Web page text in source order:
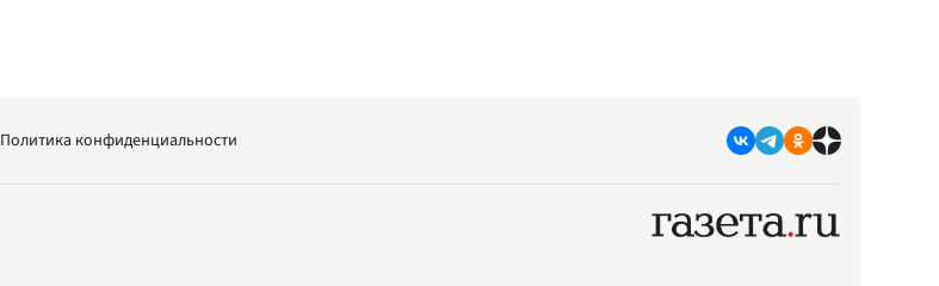
Политика конфиденциальности